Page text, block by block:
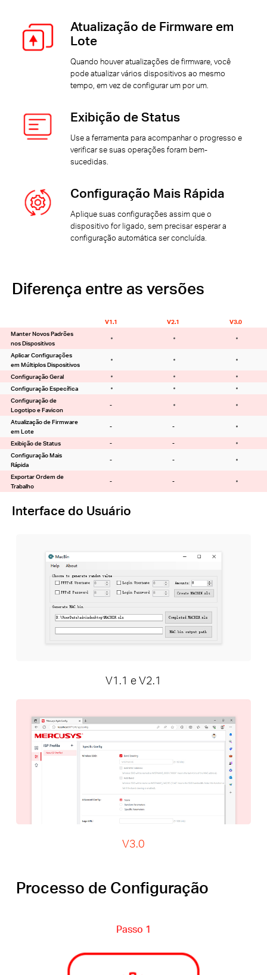
Atualização de Firmware em
Lote
Quando houver atualizações de firmware, você
pode atualizar vários dispositivos ao mesmo
tempo, em vez de configurar um por um.
Exibição de Status
Use a ferramenta para acompanhar o progresso e
verificar se suas operações foram bem-
sucedidas.
Configuração Mais Rápida
Aplique suas configurações assim que o
dispositivo for ligado, sem precisar esperar a
configuração automática ser concluída.
Diferença entre as versões
V1.1 V2.1
V3.0
Manter Novos Padrões
nos Dispositivos
Aplicar Configurações
em Múltiplos Dispositivos
Configuração Geral
Configuração Específica
Configuração de
Logotipo e Favicon
-
Atualização de Firmware
em Lote
-
-
Exibição de Status
-
-
Configuração Mais
Rápida
-
-
Exportar Ordem de
Trabalho
- -
Interface do Usuário
V1.1 e V2.1
V3.0
Processo de Configuração
Passo 1